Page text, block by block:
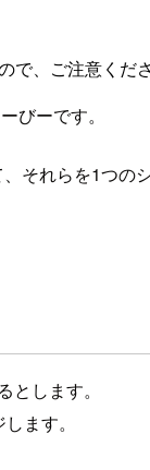
、ご注意くださ
びーです。
それらを1つ
します。
ます。